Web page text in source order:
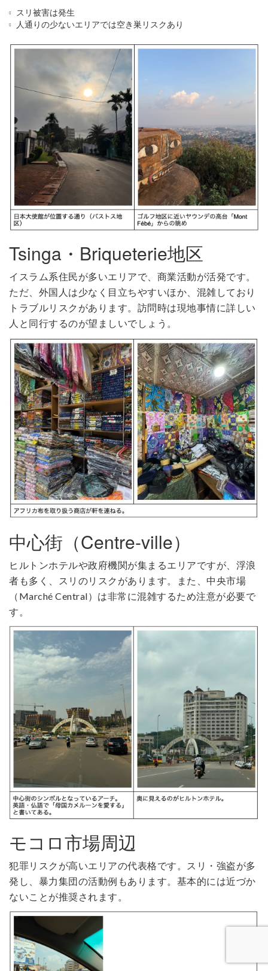
スリ被害は発生
人通りの少ないエリアでは空き巣リスクあり
Tsinga・Briqueterie地区
イスラム系住民が多いエリアで、商業活動が活発です。
ただ、外国人は少なく目立ちやすいほか、混雑しており
トラブルリスクがあります。訪問時は現地事情に詳しい
人と同行するのが望ましいでしょう。
中心街（Centre-ville）
ヒルトンホテルや政府機関が集まるエリアですが、浮浪
者も多く、スリのリスクがあります。また、中央市場
（Marché Central）は非常に混雑するため注意が必要で
す。
モコロ市場周辺
犯罪リスクが高いエリアの代表格です。スリ・強盗が多
発し、暴力集団の活動例もあります。基本的には近づか
ないことが推奨されます。